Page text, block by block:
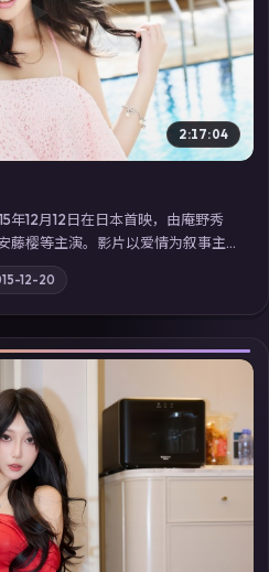
▶
2:17:04
12月12日在日本首映，由庵野秀
藤樱等主演。影片以爱情为叙事主
正面相撞；摄影与配乐强化地域气
观看高清电视剧在线看」延展检索
线追剧体验。
12-20
▶